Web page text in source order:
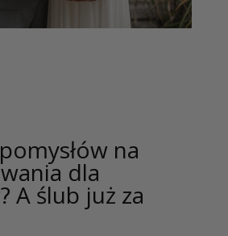
na
dla
A ślub już za